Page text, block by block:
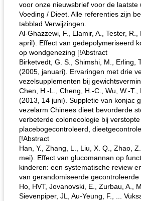
voor onze nieuwsbrief voor de laatste
Voeding / Dieet. Alle referenties zijn
tabblad Verwijzingen.
Al-Ghazzewi, F., Elamir, A., Tester, R.,
april). Effect van gedepolymeriseerd
op wondgenezing [!Abstract
Birketvedt, G. S., Shimshi, M., Erling,
(2005, januari). Ervaringen met drie
vezelsupplementen bij
Chen, H.-L., Cheng, H.-C., Wu, W.-T.,
(2013, 14 juni). Suppletie van konjac
vezelarm Chinees dieet bevorderde
verbeterde colonecologie bij
placebogecontroleerd,
[!Abstract
Han, Y., Zhang, L., Liu, X. Q., Zhao,
mei). Effect van glucomannan op
kinderen: een systematische review
van gerandomiseerde
Ho, HVT, Jovanovski, E., Zurbau, A.,
Sievenpiper, JL, Au-Yeung, F., ...